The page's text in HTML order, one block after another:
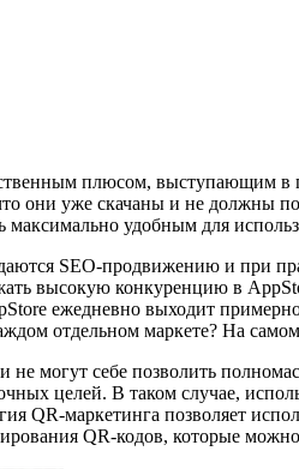
плюсом, выступающим в
они уже скачаны и не должны
удобным для
SEO-продвижению и при
высокую конкуренцию в
ежедневно выходит
отдельном маркете? На самом
могут себе позволить
целей. В таком случае,
маркетинга позволяет
QR-кодов, которые